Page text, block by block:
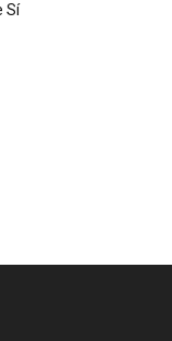
Sí